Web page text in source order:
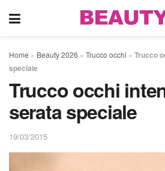
Home » Beauty 2026 » Trucco occhi » Trucco
speciale
Trucco occhi
serata speciale
19/03/2015